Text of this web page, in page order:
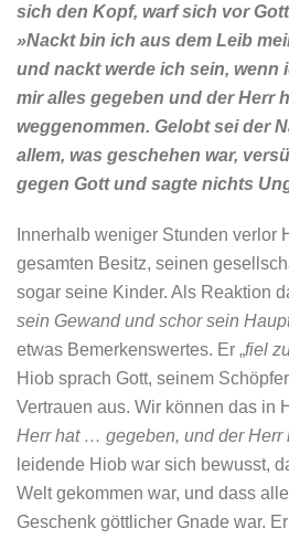
sich den Kopf, warf sich vor
»Nackt bin ich aus dem Leib
und nackt werde ich sein, wenn
mir alles gegeben und der Herr
weggenommen. Gelobt sei der
allem, was geschehen war,
gegen Gott und sagte nichts
Innerhalb weniger Stunden verlor
gesamten Besitz, seinen
sogar seine Kinder. Als Reaktion
sein Gewand und schor sein
etwas Bemerkenswertes. Er „fiel
Hiob sprach Gott, seinem
Vertrauen aus. Wir können das in
Herr hat … gegeben, und der
leidende Hiob war sich bewusst,
Welt gekommen war, und dass
Geschenk göttlicher Gnade war.